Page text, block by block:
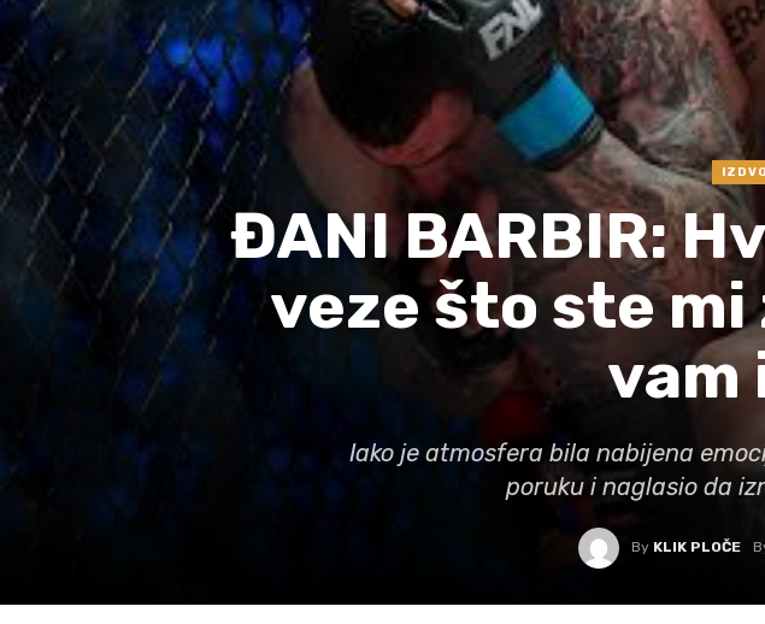
ĐANI BARBIR:
veze što ste
vam
Iako je atmosfera bila nabijena
poruku i naglasio da
By KLIK PLOČE